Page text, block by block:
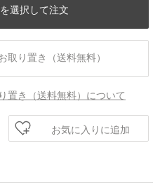
選択して注文
取り置き（送料無料）
置き（送料無料）について
お気に入りに追加